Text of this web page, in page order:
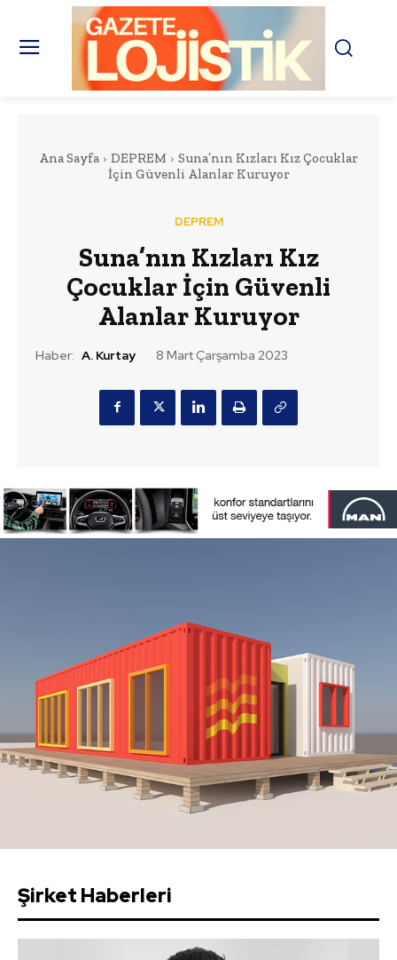
Ana Sayfa DEPREM
Suna’nın Kızları Kız Çocuklar
İçin Güvenli Alanlar Kuruyor
DEPREM
Suna’nın Kızları Kız
Çocuklar İçin Güvenli
Alanlar Kuruyor
Haber: A. Kurtay 8 Mart Çarşamba 2023
Şirket Haberleri